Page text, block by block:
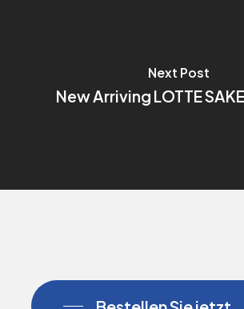
Next Post
New Arriving LOTTE